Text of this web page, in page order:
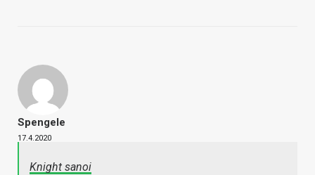
Spengele
17.4.2020
Knight sanoi